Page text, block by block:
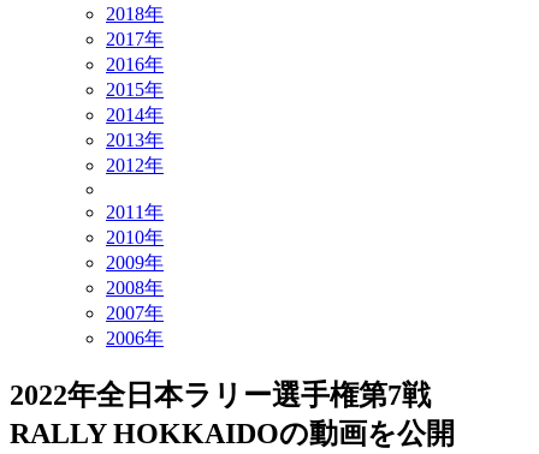
2018年
2017年
2016年
2015年
2014年
2013年
2012年
2011年
2010年
2009年
2008年
2007年
2006年
2022年全日本ラリー選手権第7戦
RALLY HOKKAIDOの動画を公開